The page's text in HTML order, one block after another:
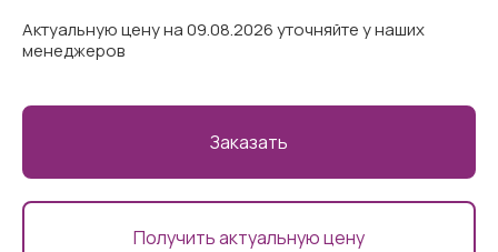
Актуальную цену на 09.08.2026 уточняйте у наших
менеджеров
Заказать
Получить актуальную цену